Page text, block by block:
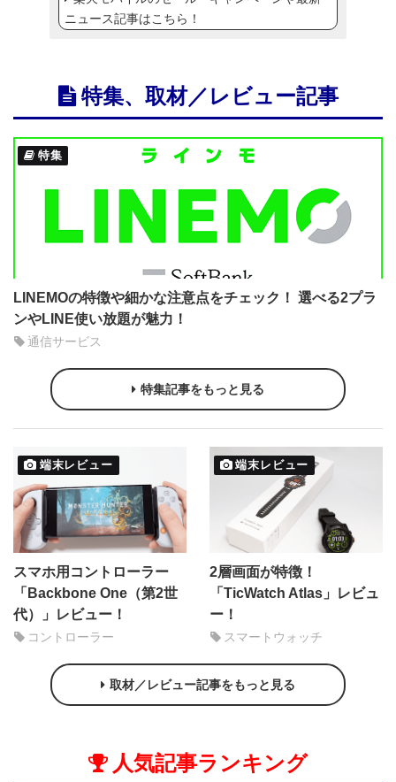
ニュース記事はこちら！
特集、取材／レビュー記事
特集
LINEMOの特徴や細かな注意点をチェック！ 選べる2プラ
ンやLINE使い放題が魅力！
通信サービス
特集記事をもっと見る
端末レビュー
スマホ用コントローラー
「Backbone One（第2世
代）」レビュー！
コントローラー
端末レビュー
2層画面が特徴！
「TicWatch Atlas」レビュ
ー！
スマートウォッチ
取材／レビュー記事をもっと見る
人気記事ランキング